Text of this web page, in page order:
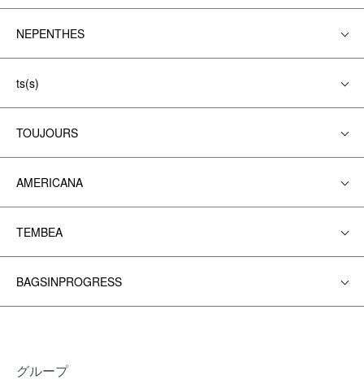
NEPENTHES
ts(s)
TOUJOURS
AMERICANA
TEMBEA
BAGSINPROGRESS
グループ